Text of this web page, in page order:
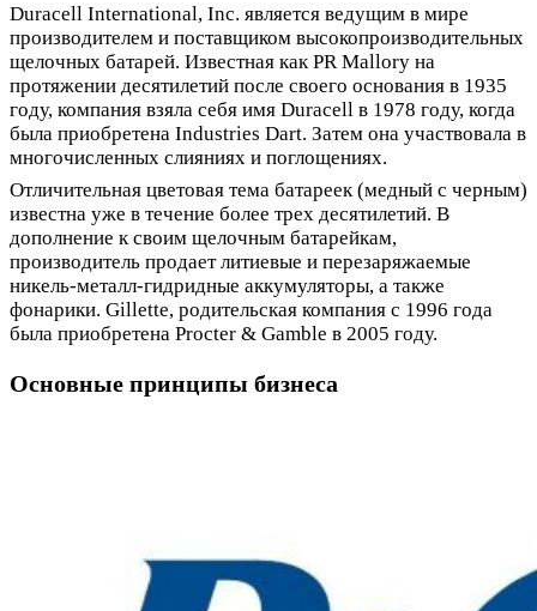
Duracell International, Inc. является ведущим в мире
производителем и поставщиком высокопроизводительных
щелочных батарей. Известная как PR Mallory на
протяжении десятилетий после своего основания в 1935
году, компания взяла себя имя Duracell в 1978 году, когда
была приобретена Industries Dart. Затем она участвовала в
многочисленных слияниях и поглощениях.
Отличительная цветовая тема батареек (медный с черным)
известна уже в течение более трех десятилетий. В
дополнение к своим щелочным батарейкам,
производитель продает литиевые и перезаряжаемые
никель-металл-гидридные аккумуляторы, а также
фонарики. Gillette, родительская компания с 1996 года
была приобретена Procter & Gamble в 2005 году.
Основные принципы бизнеса